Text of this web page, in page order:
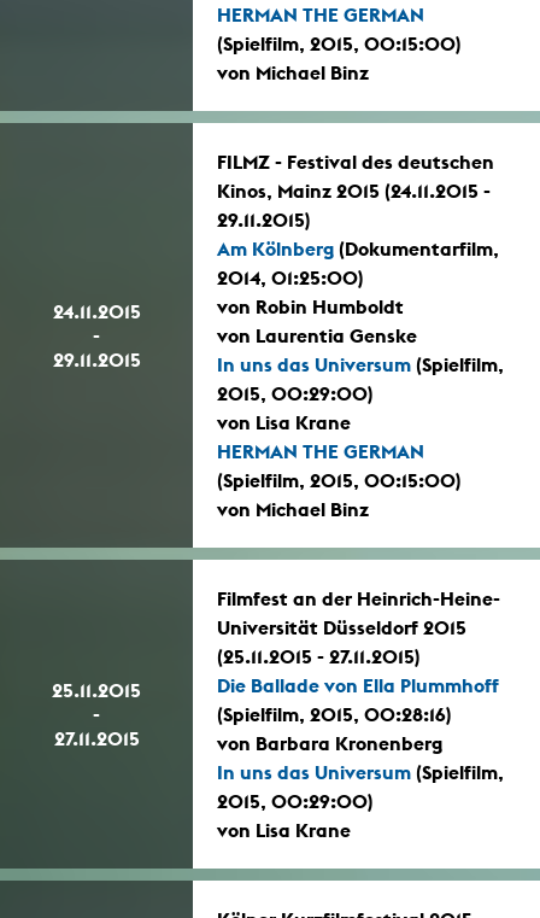
HERMAN THE GERMAN
(Spielfilm, 2015, 00:15:00)
von Michael Binz
24.11.2015
-
29.11.2015
FILMZ - Festival des deutschen
Kinos, Mainz 2015 (24.11.2015 -
29.11.2015)
Am Kölnberg (Dokumentarfilm,
2014, 01:25:00)
von Robin Humboldt
von Laurentia Genske
In uns das Universum (Spielfilm,
2015, 00:29:00)
von Lisa Krane
HERMAN THE GERMAN
(Spielfilm, 2015, 00:15:00)
von Michael Binz
25.11.2015
-
27.11.2015
Filmfest an der Heinrich-Heine-
Universität Düsseldorf 2015
(25.11.2015 - 27.11.2015)
Die Ballade von Ella Plummhoff
(Spielfilm, 2015, 00:28:16)
von Barbara Kronenberg
In uns das Universum (Spielfilm,
2015, 00:29:00)
von Lisa Krane